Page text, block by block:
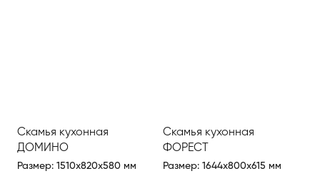
Скамья кухонная
ДОМИНО
Размер: 1510x820x580 мм
Скамья кухонная
ФОРЕСТ
Размер: 1644x800x615 мм